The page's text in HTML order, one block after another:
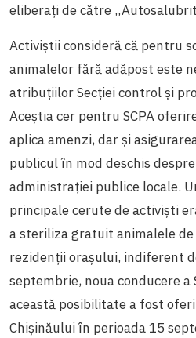
eliberați de către
Activiștii consideră că pentru
animalelor fără adăpost este
atribuțiilor Secției control și
Aceștia cer pentru SCPA
aplica amenzi, dar și
publicul în mod deschis
administrației publice locale.
principale cerute de activiști
a steriliza gratuit animalele
rezidenții orașului, indiferent
septembrie, noua conducere a
această posibilitate a fost
Chișinăului în perioada 15